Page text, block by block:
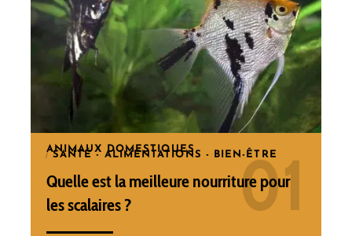
ANIMAUX DOMESTIQUES
SANTÉ - ALIMENTATIONS - BIEN-ÊTRE
Quelle est la meilleure nourriture pour
les scalaires ?